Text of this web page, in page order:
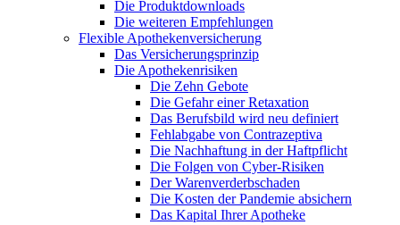
Die Produktdownloads
Die weiteren Empfehlungen
Flexible Apothekenversicherung
Das Versicherungsprinzip
Die Apothekenrisiken
Die Zehn Gebote
Die Gefahr einer Retaxation
Das Berufsbild wird neu definiert
Fehlabgabe von Contrazeptiva
Die Nachhaftung in der Haftpflicht
Die Folgen von Cyber-Risiken
Der Warenverderbschaden
Die Kosten der Pandemie absichern
Das Kapital Ihrer Apotheke